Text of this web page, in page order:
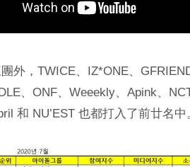
外，TWICE、IZ*ONE、
、ONF、Weeekly、Apink、
和 NU’EST 也都打入了前廿名中